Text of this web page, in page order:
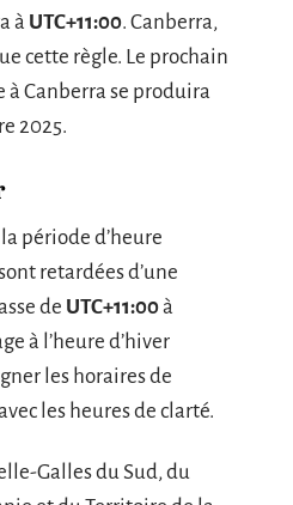
à UTC+11:00. Canberra,
cette règle. Le prochain
à Canberra se produira
2025.
période d’heure
retardées d’une
de UTC+11:00à
à l’heure d’hiver
les horaires de
les heures de clarté.
Galles du Sud, du